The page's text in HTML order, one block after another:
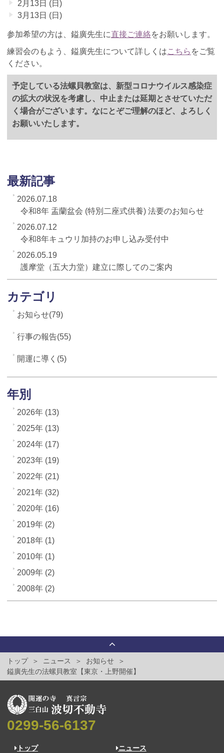
2月13日 (日)
3月13日 (日)
参加希望の方は、鎰廣先生に直接ご連絡をお願いします。
練習会のもよう、鎰廣先生について詳しくはこちら をご覧
ください。
予定している法螺貝教室は、新型コロナウイルス感染症
の拡大の状況を考慮し、中止または延期とさせていただ
く場合がございます。なにとぞご理解のほど、よろしく
お願いいたします。
最新記事
2026.07.18
令和8年 盂蘭盆会 (特別二座式供養) 法要のお知らせ
2026.07.12
令和8年キュウリ加持のお申し込み受付中
2026.05.19
護摩堂（五大力堂）建立に際してのご案内
カテゴリ
お知らせ(79)
行事の報告(55)
開運に導く(5)
年別
2026年 (13)
2025年 (13)
2024年 (17)
2023年 (19)
2022年 (21)
2021年 (32)
2020年 (16)
2019年 (2)
2018年 (1)
2010年 (1)
2009年 (2)
2008年 (2)
トップ ニュース
お知らせ
鎰廣先生の法螺貝教室【東京・上野開催】
0299-56-6137
トップ ニュース